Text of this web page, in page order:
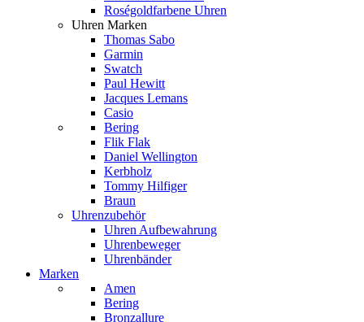
Roségoldfarbene Uhren
Uhren Marken
Thomas Sabo
Garmin
Swatch
Paul Hewitt
Jacques Lemans
Casio
Bering
Flik Flak
Daniel Wellington
Kerbholz
Tommy Hilfiger
Braun
Uhrenzubehör
Uhren Aufbewahrung
Uhrenbeweger
Uhrenbänder
Marken
Amen
Bering
Bronzallure